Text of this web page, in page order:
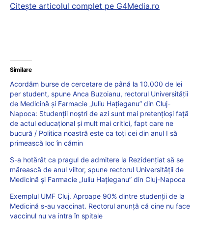
Citește articolul complet pe G4Media.ro
Similare
Acordăm burse de cercetare de până la 10.000 de lei
per student, spune Anca Buzoianu, rectorul Universității
de Medicină și Farmacie „Iuliu Hațieganu” din Cluj-
Napoca: Studenții noștri de azi sunt mai pretenţioşi faţă
de actul educaţional şi mult mai critici, fapt care ne
bucură / Politica noastră este ca toți cei din anul I să
primească loc în cămin
S-a hotărât ca pragul de admitere la Rezidențiat să se
mărească de anul viitor, spune rectorul Universității de
Medicină și Farmacie „Iuliu Hațieganu” din Cluj-Napoca
Exemplul UMF Cluj. Aproape 90% dintre studenții de la
Medicină s-au vaccinat. Rectorul anunță că cine nu face
vaccinul nu va intra în spitale